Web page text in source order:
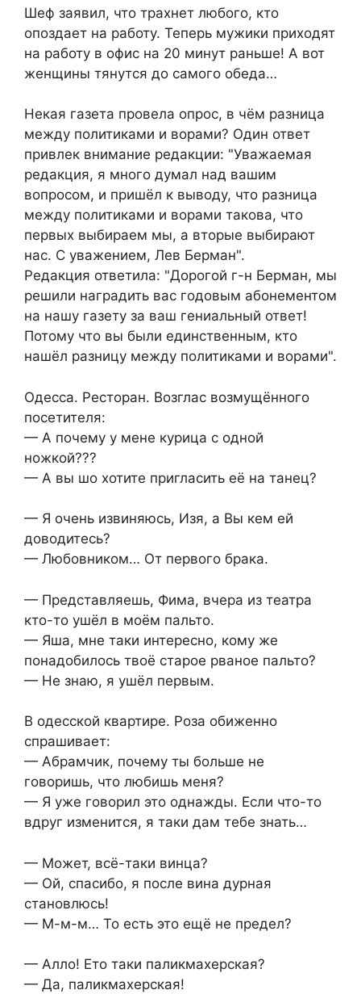
Шеф заявил, что трахнет любого, кто
опоздает на работу. Теперь мужики приходят
на работу в офис на 20 минут раньше! А вот
женщины тянутся до самого обеда…
Некая газета провела опрос, в чём разница
между политиками и ворами? Один ответ
привлек внимание редакции: "Уважаемая
редакция, я много думал над вашим
вопросом, и пришёл к выводу, что разница
между политиками и ворами такова, что
первых выбираем мы, а вторые выбирают
нас. С уважением, Лев Берман".
Редакция ответила: "Дорогой г-н Берман, мы
решили наградить вас годовым абонементом
на нашу газету за ваш гениальный ответ!
Потому что вы были единственным, кто
нашёл разницу между политиками и ворами".
Одесса. Ресторан. Возглас возмущённого
посетителя:
— А почему у мене курица с одной
ножкой???
— А вы шо хотите пригласить её на танец?
— Я очень извиняюсь, Изя, а Вы кем ей
доводитесь?
— Любовником… От первого брака.
— Представляешь, Фима, вчера из театра
кто-то ушёл в моём пальто.
— Яша, мне таки интересно, кому же
понадобилось твоё старое рваное пальто?
— Не знаю, я ушёл первым.
В одесской квартире. Роза обиженно
спрашивает:
— Абрамчик, почему ты больше не
говоришь, что любишь меня?
— Я уже говорил это однажды. Если что-то
вдруг изменится, я таки дам тебе знать…
— Может, всё-таки винца?
— Ой, спасибо, я после вина дурная
становлюсь!
— М-м-м… То есть это ещё не предел?
— Алло! Ето таки паликмахерская?
— Да, паликмахерская!